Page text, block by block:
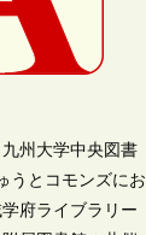
九州大学中央図書
うとコモンズにお
府ライブラリー